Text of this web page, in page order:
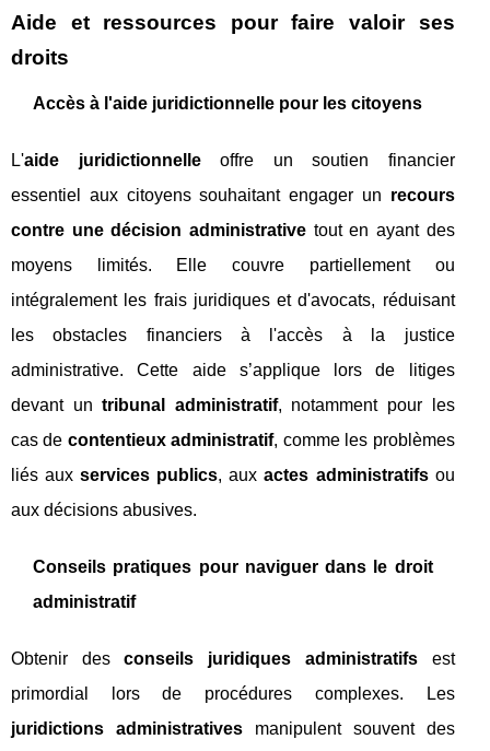
Aide et ressources pour faire valoir ses
droits
Accès à l'aide juridictionnelle pour les citoyens
L'aide juridictionnelleoffre un soutien financier
essentiel aux citoyens souhaitant engager un recours
contre une décision administrativetout en ayant des
moyens limités. Elle couvre partiellement ou
intégralement les frais juridiques et d'avocats, réduisant
les obstacles financiers à l'accès à la justice
administrative. Cette aide s’applique lors de litiges
devant untribunal administratif, notamment pour les
cas de contentieux administratif, comme les problèmes
liés auxservices publics, auxactes administratifsou
aux décisions abusives.
Conseils pratiques pour naviguer dans le droit
administratif
Obtenir desconseils juridiques administratifsest
primordial lors de procédures complexes. Les
juridictions administrativesmanipulent souvent des